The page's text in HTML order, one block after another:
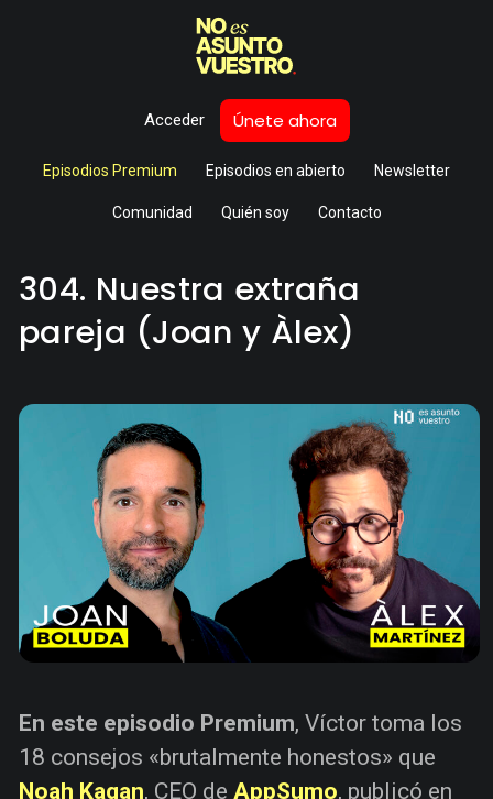
Acceder Únete ahora
Episodios Premium Episodios en abierto Newsletter
Comunidad Quién soy Contacto
304. Nuestra extraña
pareja (Joan y Àlex)
En este episodio Premium, Víctor toma los
18 consejos «brutalmente honestos» que
Noah Kagan, CEO de AppSumo, publicó en